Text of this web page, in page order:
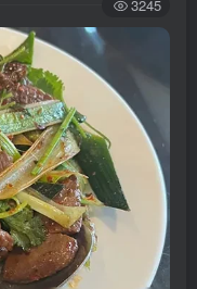
3245